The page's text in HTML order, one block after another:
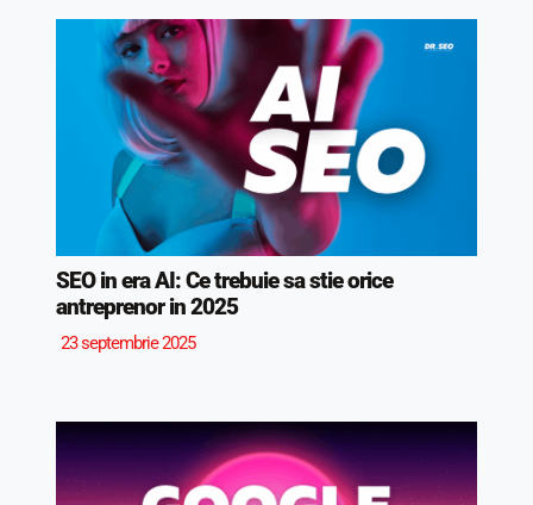
SEO in era AI: Ce trebuie sa stie orice
antreprenor in 2025
23 septembrie 2025